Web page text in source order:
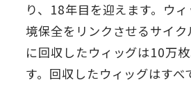
り、18年目を迎えます。ウ
境保全をリンクさせるサイク
に回収したウィッグは10万
す。回収したウィッグはすべ